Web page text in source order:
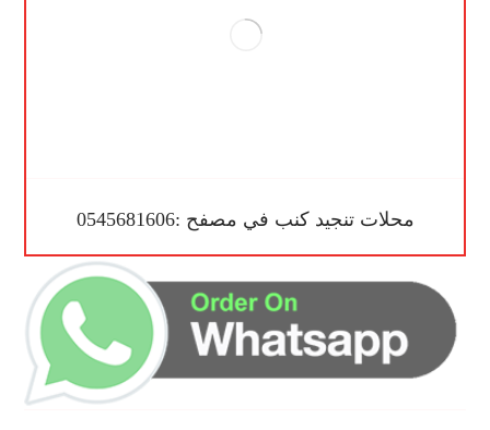
محلات تنجيد كنب في مصفح :0545681606